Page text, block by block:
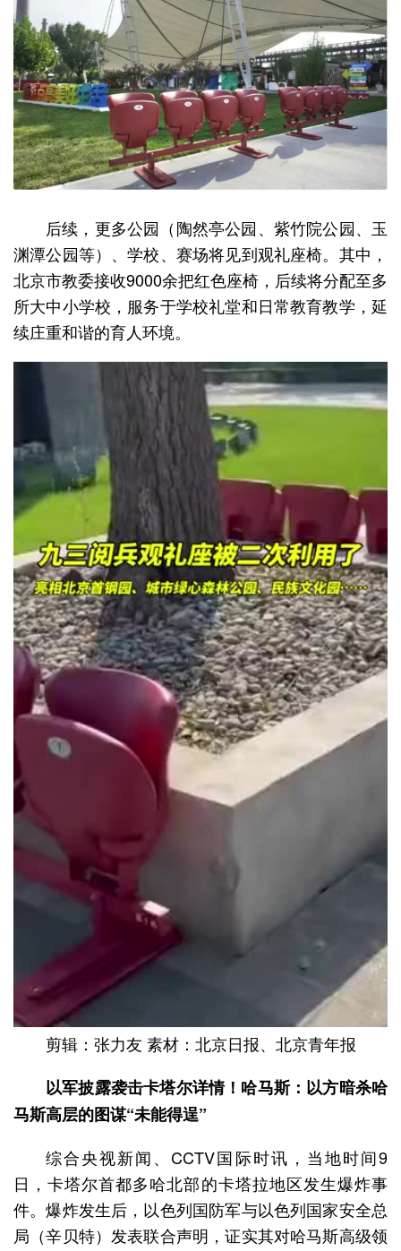
后续，更多公园（陶然亭公园、紫竹院公园、玉
渊潭公园等）、学校、赛场将见到观礼座椅。其中，
北京市教委接收9000余把红色座椅，后续将分配至多
所大中小学校，服务于学校礼堂和日常教育教学，延
续庄重和谐的育人环境。
剪辑：张力友 素材：北京日报、北京青年报
以军披露袭击卡塔尔详情！哈马斯：以方暗杀哈
马斯高层的图谋“未能得逞”
综合央视新闻、CCTV国际时讯，当地时间9
日，卡塔尔首都多哈北部的卡塔拉地区发生爆炸事
件。爆炸发生后，以色列国防军与以色列国家安全总
局（辛贝特）发表联合声明，证实其对哈马斯高级领